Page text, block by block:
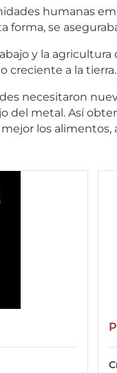
humanas
forma, se
y la
creciente a la tierra.
necesitaron
del metal. Así
los alimentos,